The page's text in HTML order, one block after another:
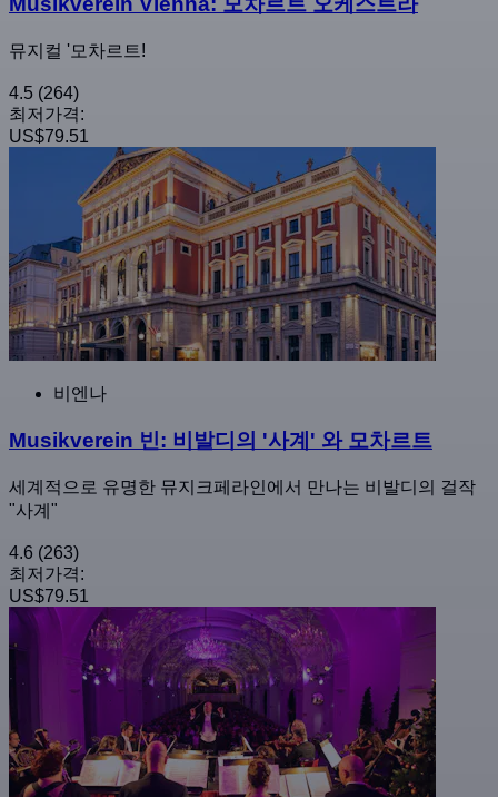
뮤지컬 '모차르트!
4.5 (264)
최저가격:
US$79.51
비엔나
Musikverein 빈: 비발디의 '사계' 와 모차르트
세계적으로 유명한 뮤지크페라인에서 만나는 비발디의 걸작
"사계"
4.6 (263)
최저가격:
US$79.51